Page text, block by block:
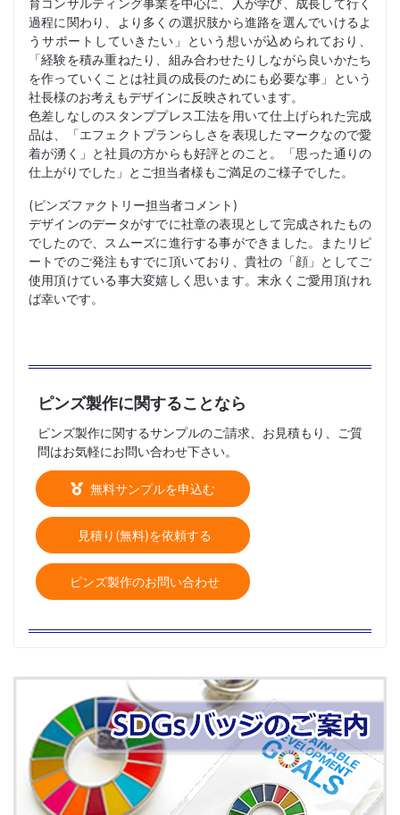
育コンサルティング事業を中心に、人が学び、成長して行く
過程に関わり、より多くの選択肢から進路を選んでいけるよ
うサポートしていきたい」という想いが込められており、
「経験を積み重ねたり、組み合わせたりしながら良いかたち
を作っていくことは社員の成長のためにも必要な事」という
社長様のお考えもデザインに反映されています。
色差しなしのスタンププレス工法を用いて仕上げられた完成
品は、「エフェクトプランらしさを表現したマークなので愛
着が湧く」と社員の方からも好評とのこと。「思った通りの
仕上がりでした」とご担当者様もご満足のご様子でした。
(ピンズファクトリー担当者コメント)
デザインのデータがすでに社章の表現として完成されたもの
でしたので、スムーズに進行する事ができました。またリピ
ートでのご発注もすでに頂いており、貴社の「顔」としてご
使用頂けている事大変嬉しく思います。末永くご愛用頂けれ
ば幸いです。
ピンズ製作に関することなら
ピンズ製作に関するサンプルのご請求、お見積もり、ご質
問はお気軽にお問い合わせ下さい。
無料サンプルを申込む
見積り(無料)を依頼する
ピンズ製作のお問い合わせ